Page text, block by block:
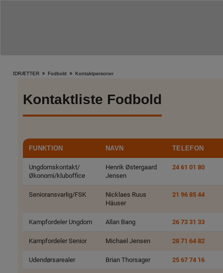
IDRÆTTER » Fodbold » Kontaktpersoner
Kontaktliste Fodbold
FUNKTION NAVN TELEFON
Ungdomskontakt/
Økonomi/kluboffice
Henrik Østergaard
Jensen
24 61 01 80
Senioransvarlig/FSK
Nicklaes Ruus
Häuser
21 96 85 44
Kampfordeler Ungdom Allan Bang 26 73 31 33
Kampfordeler Senior Michael Jensen 28 71 64 82
Udendørsarealer Brian Thorsager 25 67 74 16